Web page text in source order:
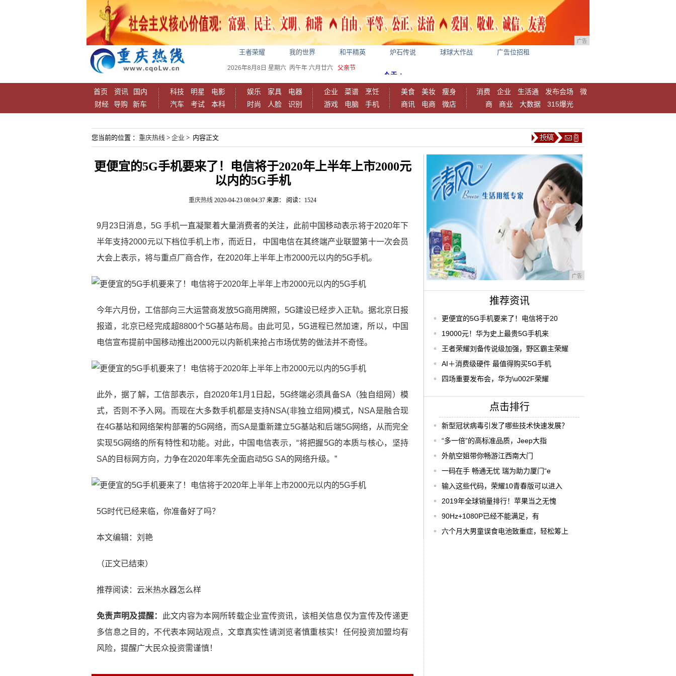
广告
王者荣耀 我的世界 和平精英 炉石传说 球球大作战 广告位招租
2026年8月8日 星期六 丙午年 六月廿六 父亲节
首页 资讯
国内
财经
导购 新车
科技 明星
电影
汽车
考试 本科
娱乐 家具
电器
时尚
人脸 识别
企业 菜谱
烹饪
游戏
电脑 手机
美食 美妆
瘦身
商讯
电商 微店
消费 企业 生活通 发布会场
微
商
商业 大数据 315爆光
您当前的位置 ： 重庆热线 > 企业 > 内容正文
更便宜的5G手机要来了！电信将于2020年上半年上市2000元
以内的5G手机
重庆热线 2020-04-23 08:04:37 来源： 阅读：1524
9月23日消息，5G 手机一直凝聚着大量消费者的关注，此前中国移动表示将于2020年下
半年支持2000元以下档位手机上市，而近日， 中国电信在其终端产业联盟第十一次会员
大会上表示，将与重点厂商合作，在2020年上半年上市2000元以内的5G手机。
今年六月份，工信部向三大运营商发放5G商用牌照，5G建设已经步入正轨。据北京日报
报道，北京已经完成超8800个5G基站布局。由此可见，5G进程已然加速，所以，中国
电信宣布提前中国移动推出2000元以内新机来抢占市场优势的做法并不奇怪。
此外，据了解，工信部表示，自2020年1月1日起，5G终端必须具备SA（独自组网）模
式，否则不予入网。而现在大多数手机都是支持NSA(非独立组网)模式，NSA是融合现
在4G基站和网络架构部署的5G网络，而SA是重新建立5G基站和后端5G网络，从而完全
实现5G网络的所有特性和功能。对此，中国电信表示，“将把握5G的本质与核心，坚持
SA的目标网方向，力争在2020年率先全面启动5G SA的网络升级。”
5G时代已经来临，你准备好了吗？
本文编辑：刘艳
（正文已结束）
推荐阅读： 云米热水器怎么样
免责声明及提醒：
此文内容为本网所转载企业宣传资讯，该相关信息仅为宣传及传递更
多信息之目的，不代表本网站观点，文章真实性请浏览者慎重核实！任何投资加盟均有
风险，提醒广大民众投资需谨慎！
广告
推荐资讯
更便宜的5G手机要来了！电信将于20
19000元！华为史上最贵5G手机来
王者荣耀刘备传说级加强，野区霸主荣耀
AI＋消费级硬件 最值得购买5G手机
四场重要发布会，华为\u002F荣耀
点击排行
新型冠状病毒引发了哪些技术快速发展？
“多一倍”的高标准品质，Jeep大指
外航空姐带你畅游江西南大门
一码在手 畅通无忧 瑞为助力厦门“e
输入这些代码，荣耀10青春版可以进入
2019年全球销量排行！苹果当之无愧
90Hz+1080P已经不能满足，有
六个月大男童误食电池致重症，轻松筹上